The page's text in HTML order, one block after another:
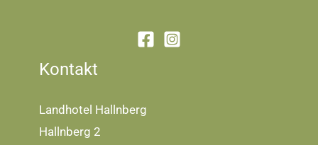
Kontakt
Landhotel Hallnberg
Hallnberg 2